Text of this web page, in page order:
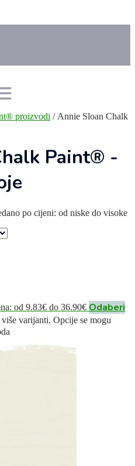
proizvodi / Annie Sloan Chalk
Paint® -
po cijeni: od niske do visoke
od 9.83€ do 36.90€ Odaberi
varijanti. Opcije se mogu